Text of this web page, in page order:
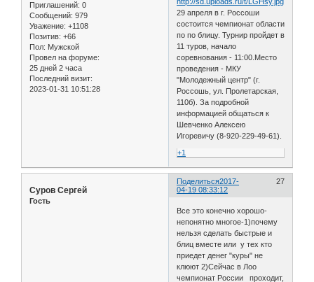
Приглашений: 0
Сообщений: 979
Уважение: +1108
Позитив: +66
Пол: Мужской
Провел на форуме:
25 дней 2 часа
Последний визит:
2023-01-31 10:51:28
29 апреля в г. Россоши
состоится чемпионат области
по по блицу. Турнир пройдет в
11 туров, начало
соревнования - 11:00.Место
проведения - МКУ
"Молодежный центр" (г.
Россошь, ул. Пролетарская,
110б). За подробной
информацией общаться к
Шевченко Алексею
Игоревичу (8-920-229-49-61).
+1
Поделиться 27
2017-
04-19 08:33:12
Суров Сергей
Гость
Все это конечно хорошо-
непонятно многое-1)почему
нельзя сделать быстрые и
блиц вместе или у тех кто
приедет денег "куры" не
клюют 2)Сейчас в Лоо
чемпионат России проходит,